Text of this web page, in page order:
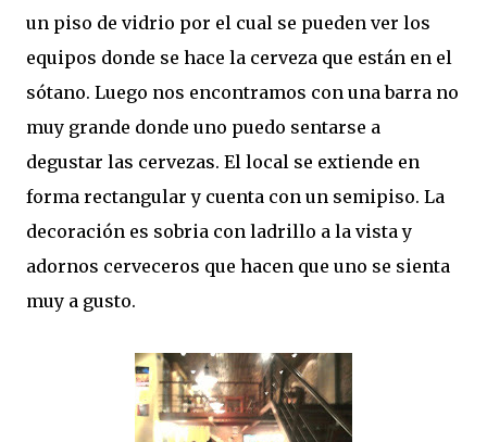
un piso de vidrio por el cual se pueden ver los
equipos donde se hace la cerveza que están en el
sótano. Luego nos encontramos con una barra no
muy grande donde uno puedo sentarse a
degustar las cervezas. El local se extiende en
forma rectangular y cuenta con un semipiso. La
decoración es sobria con ladrillo a la vista y
adornos cerveceros que hacen que uno se sienta
muy a gusto.